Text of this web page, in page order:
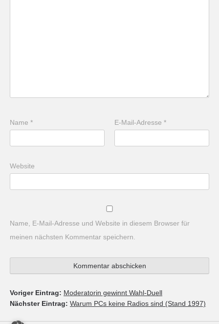
Name * E-Mail-Adresse*
Website
Name, E-Mail-Adresse und Website in diesem Browser für
meinen nächsten Kommentar speichern.
Voriger Eintrag: Moderatorin gewinnt Wahl-Duell
Nächster Eintrag: Warum PCs keine Radios sind (Stand 1997)